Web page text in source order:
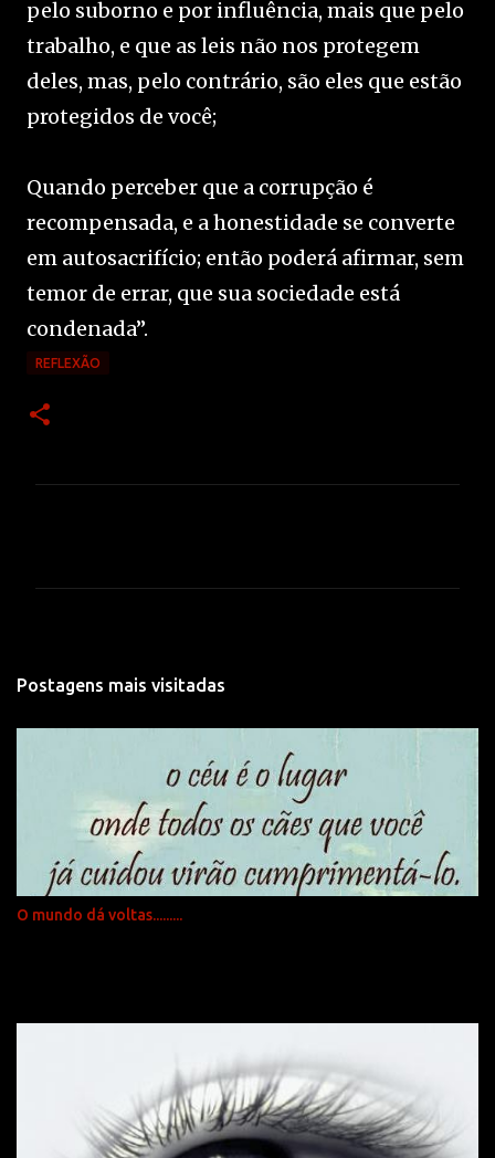
pelo suborno e por influência, mais que pelo
trabalho, e que as leis não nos protegem
deles, mas, pelo contrário, são eles que estão
protegidos de você;
Quando perceber que a corrupção é
recompensada, e a honestidade se converte
em autosacrifício; então poderá afirmar, sem
temor de errar, que sua sociedade está
condenada”.
REFLEXÃO
Postagens mais visitadas
O mundo dá voltas.........